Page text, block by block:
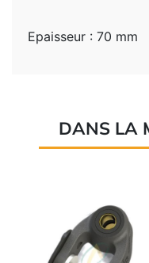
Epaisseur : 70 mm
DANS LA